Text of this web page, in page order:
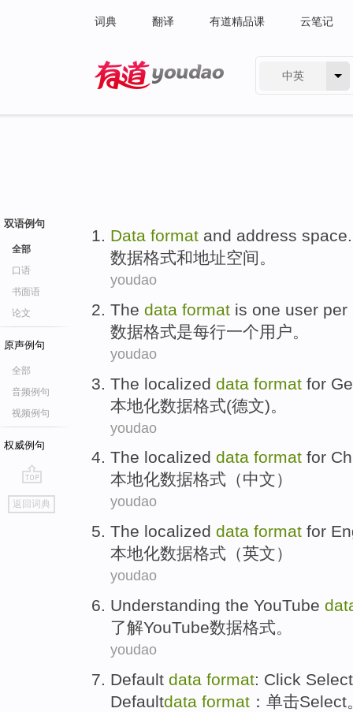
词典 翻译 有道精品课 云笔记
中英
双语例句
全部
口语
书面语
论文
原声例句
全部
音频例句
视频例句
权威例句
go
top
返回词典
Data format and address space.
数据格式和地址空间。
youdao
The data format is one user per
数据格式是每行一个用户。
youdao
The localized data format for
本地化数据格式(德文)。
youdao
The localized data format for
本地化数据格式 （中文）
youdao
The localized data format for
本地化数据格式 （英文）
youdao
Understanding the YouTube
了解YouTube数据格式。
youdao
Default data format: Click Select
Defaultdata format ： 单击Select